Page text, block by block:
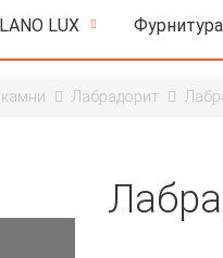
LUX
Лабрадорит